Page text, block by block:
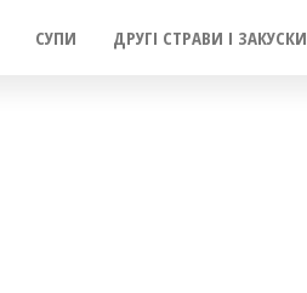
СУПИ ДРУГІ СТРАВИ І ЗАКУСКИ